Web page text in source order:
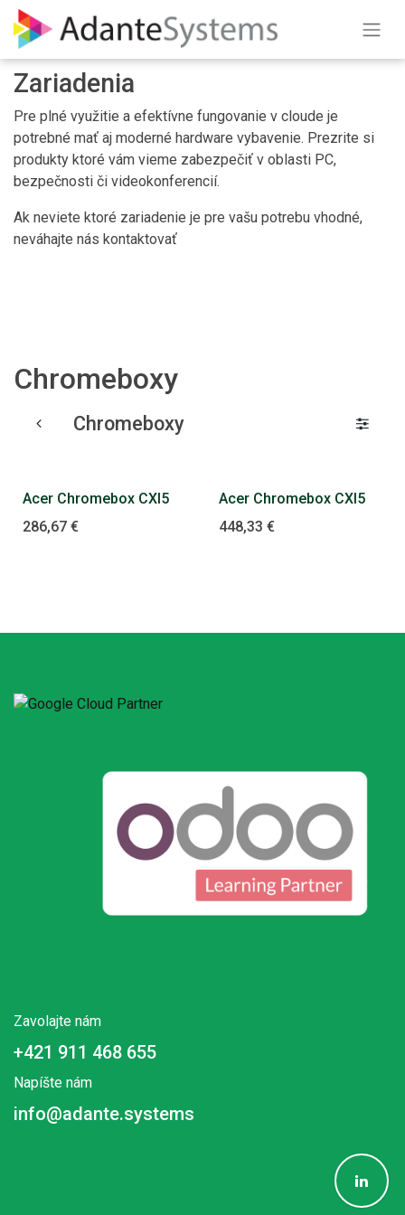
Skip to Content
Zariadenia
Pre plné využitie a efektívne fungovanie v cloude je
potrebné mať aj moderné hardware vybavenie. Prezrite si
produkty ktoré vám vieme zabezpečiť v oblasti PC,
bezpečnosti či videokonferencií.
Ak neviete ktoré zariadenie je pre vašu potrebu vhodné,
neváhajte nás kontaktovať
Chromeboxy
Chromeboxy
Acer Chromebox CXI5
286,67 €
Acer Chromebox CXI5
448,33 €
Zavolajte nám
+421 911 468 655
Napíšte nám
info@adante.systems